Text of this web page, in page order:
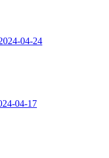
04-24
04-17